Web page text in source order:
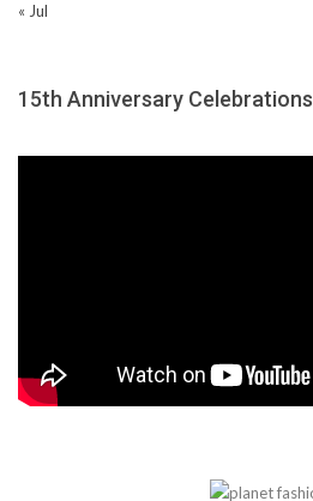
« Jul
15th Anniversary Celebrations